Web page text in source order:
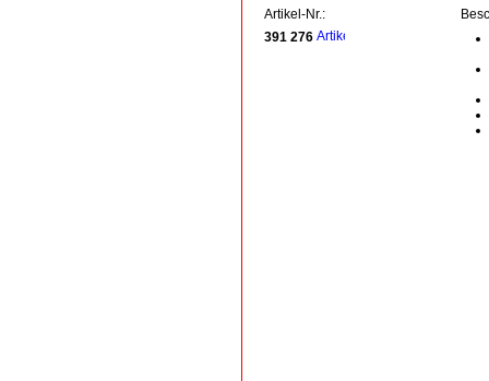
Artikel-Nr.:
391 276